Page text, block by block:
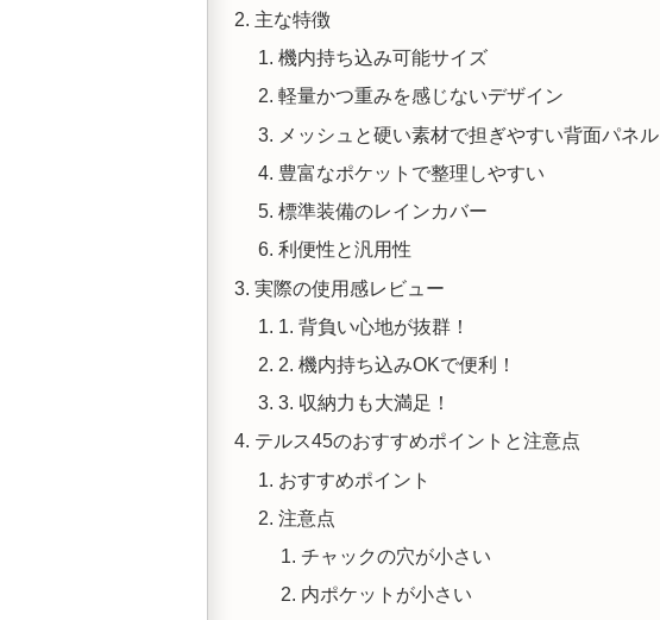
主な特徴
機内持ち込み可能サイズ
軽量かつ重みを感じないデザイン
メッシュと硬い素材で担ぎやすい背面パネル
豊富なポケットで整理しやすい
標準装備のレインカバー
利便性と汎用性
実際の使用感レビュー
1. 背負い心地が抜群！
2. 機内持ち込みOKで便利！
3. 収納力も大満足！
テルス45のおすすめポイントと注意点
おすすめポイント
注意点
チャックの穴が小さい
内ポケットが小さい